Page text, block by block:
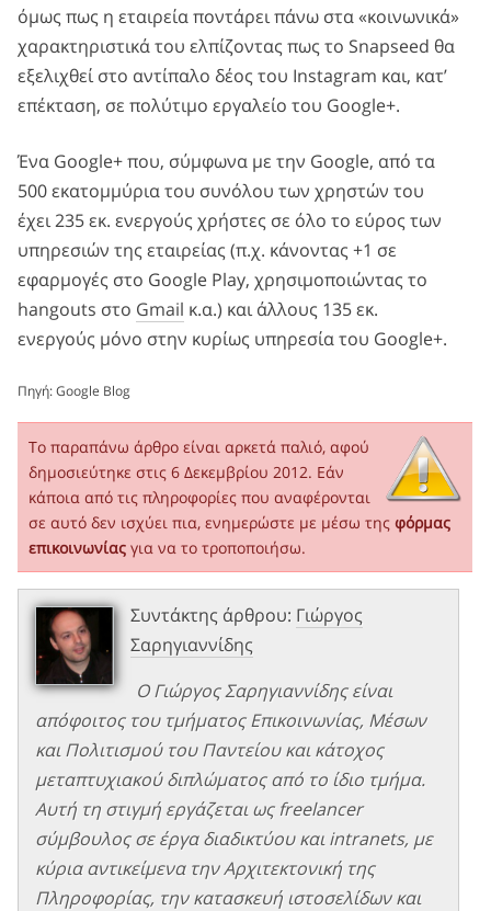
όμως πως η εταιρεία ποντάρει πάνω στα «κοινωνικά»
χαρακτηριστικά του ελπίζοντας πως το Snapseed θα
εξελιχθεί στο αντίπαλο δέος του Instagram και, κατ’
επέκταση, σε πολύτιμο εργαλείο του Google+.
Ένα Google+ που, σύμφωνα με την Google, από τα
500 εκατομμύρια του συνόλου των χρηστών του
έχει 235 εκ. ενεργούς χρήστες σε όλο το εύρος των
υπηρεσιών της εταιρείας (π.χ. κάνοντας +1 σε
εφαρμογές στο Google Play, χρησιμοποιώντας το
hangouts στο Gmail κ.α.) και άλλους 135 εκ.
ενεργούς μόνο στην κυρίως υπηρεσία του Google+.
Πηγή:Google Blog
Το παραπάνω άρθρο είναι αρκετά παλιό, αφού
δημοσιεύτηκε στις 6 Δεκεμβρίου 2012. Εάν
κάποια από τις πληροφορίες που αναφέρονται
σε αυτό δεν ισχύει πια, ενημερώστε με μέσω της φόρμας
επικοινωνίας για να το τροποποιήσω.
Συντάκτης άρθρου: Γιώργος
Σαρηγιαννίδης
Ο Γιώργος Σαρηγιαννίδης είναι
απόφοιτος του τμήματος Επικοινωνίας, Μέσων
και Πολιτισμού του Παντείου και κάτοχος
μεταπτυχιακού διπλώματος από το ίδιο τμήμα.
Αυτή τη στιγμή εργάζεται ως freelancer
σύμβουλος σε έργα διαδικτύου και intranets, με
κύρια αντικείμενα την Αρχιτεκτονική της
Πληροφορίας, την κατασκευή ιστοσελίδων και